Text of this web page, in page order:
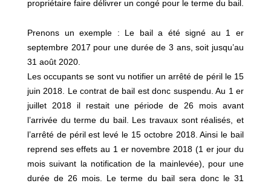
propriétaire faire délivrer un congé pour le terme du bail.
Prenons un exemple : Le bail a été signé au 1 er
septembre 2017 pour une durée de 3 ans, soit jusqu’au
31 août 2020.
Les occupants se sont vu notifier un arrêté de péril le 15
juin 2018. Le contrat de bail est donc suspendu. Au 1 er
juillet 2018 il restait une période de 26 mois avant
l’arrivée du terme du bail. Les travaux sont réalisés, et
l’arrêté de péril est levé le 15 octobre 2018. Ainsi le bail
reprend ses effets au 1 er novembre 2018 (1 er jour du
mois suivant la notification de la mainlevée), pour une
durée de 26 mois. Le terme du bail sera donc le 31